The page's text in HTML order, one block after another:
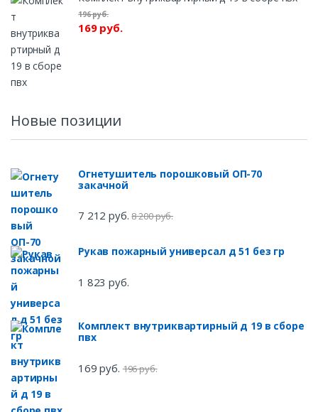
169 руб.
196 руб.
Новые позиции
Огнетушитель порошковый ОП-70
закачной
7 212 руб. 8 200 руб.
Рукав пожарный универсал д 51 без гр
1 823 руб.
Комплект внутриквартирный д 19 в сборе
пвх
169 руб. 196 руб.